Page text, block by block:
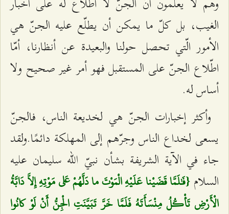
الغيب، بل كلّ ما يمكن أن يطلّع عليه الجنّ هي
الأمور الّتي تحصل حولنا والبعيدة عن أنظارنا، أمّا
اطّلاع الجنّ على المستقبل فهو أمر غير صحيح ولا
أساس له.
وأكثر إخبارات الجنّ هي لخديعة الناس، فالجنّ
يسعى لخداع الناس وجرّهم إلى المهلكة دائمًا.ولقد
جاء في الآية الشريفة بشأن نبيّ الله سليمان عليه
السلام {فَٰلَمَّا قَضَيْنا عَلَيْهِ الْمَوْتَ ما دَلَّهُمْ عَلى‌ مَوْتِهِ إِلاَّ دَابَّةُ
الْأَرْضِ تَأْكُلُ مِنْسَأَتَهُ فَلَمَّا خَرَّ تَبَيَّنَتِ الْجِنُّ أَنْ لَوْ كانُوا